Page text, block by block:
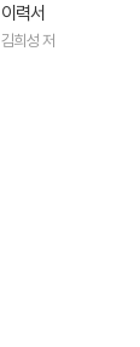
이력서
김희성 저